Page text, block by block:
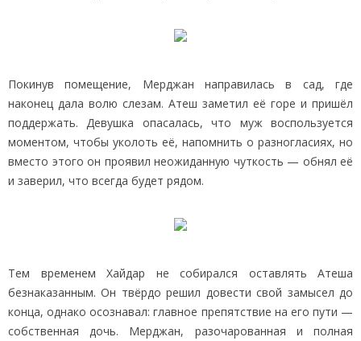
Покинув помещение, Мерджан направилась в сад, где
наконец дала волю слезам. Атеш заметил её горе и пришёл
поддержать. Девушка опасалась, что муж воспользуется
моментом, чтобы уколоть её, напомнить о разногласиях, но
вместо этого он проявил неожиданную чуткость — обнял её
и заверил, что всегда будет рядом.
Тем временем Хайдар не собирался оставлять Атеша
безнаказанным. Он твёрдо решил довести свой замысел до
конца, однако осознавал: главное препятствие на его пути —
собственная дочь. Мерджан, разочарованная и полная